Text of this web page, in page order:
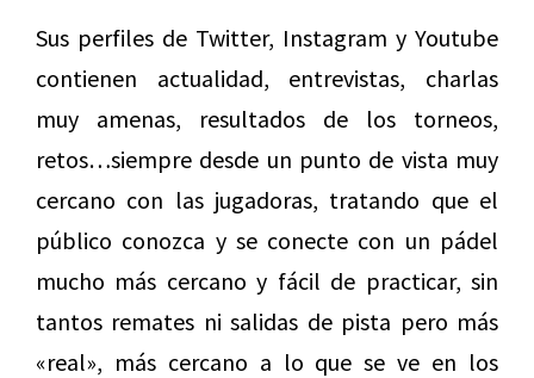
Sus perfiles de Twitter, Instagram y Youtube
contienen actualidad, entrevistas, charlas
muy amenas, resultados de los torneos,
retos…siempre desde un punto de vista muy
cercano con las jugadoras, tratando que el
público conozca y se conecte con un pádel
mucho más cercano y fácil de practicar, sin
tantos remates ni salidas de pista pero más
«real», más cercano a lo que se ve en los